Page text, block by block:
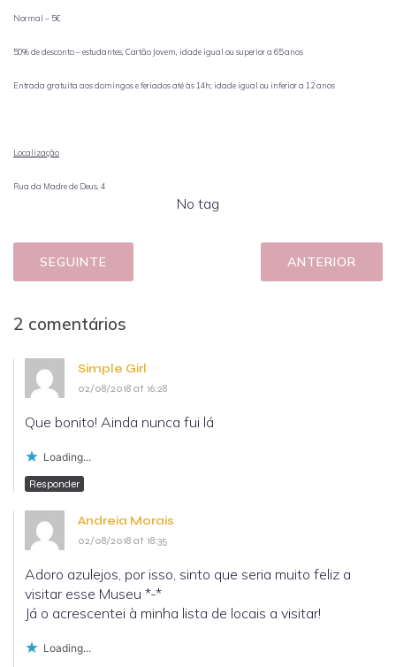
Normal – 5€
50% de desconto – estudantes, Cartão Jovem, idade igual ou superior a 65 anos
Entrada gratuita aos domingos e feriados até às 14h; idade igual ou inferior a 12 anos
Localização
Rua da Madre de Deus, 4
No tag
SEGUINTE ANTERIOR
2 comentários
Simple Girl
02/08/2018 at 16:28
Que bonito! Ainda nunca fui lá
Loading...
Responder
Andreia Morais
02/08/2018 at 18:35
Adoro azulejos, por isso, sinto que seria muito feliz a
visitar esse Museu *-*
Já o acrescentei à minha lista de locais a visitar!
Loading...